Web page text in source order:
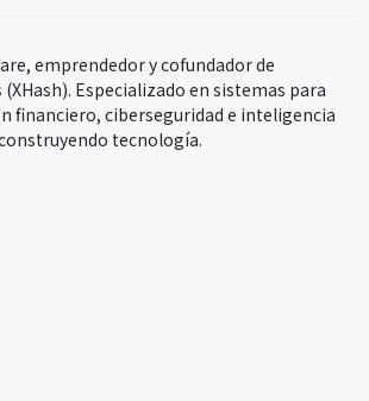
emprendedor y cofundador de
Especializado en sistemas para
financiero, ciberseguridad e inteligencia
tecnología.